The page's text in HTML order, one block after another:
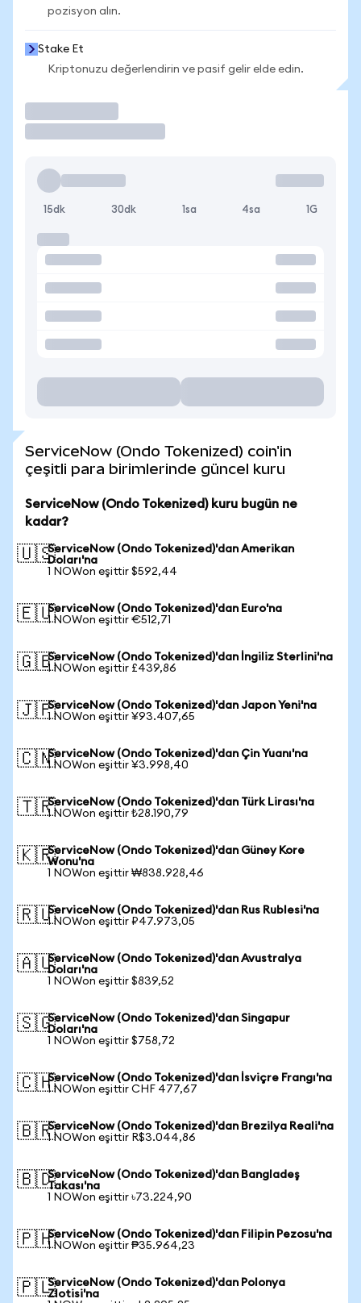
pozisyon alın.
Stake Et
Kriptonuzu değerlendirin ve pasif gelir elde edin.
15dk 30dk 1sa 4sa 1G
ServiceNow (Ondo Tokenized) coin'in
çeşitli para birimlerinde güncel kuru
ServiceNow (Ondo Tokenized) kuru bugün ne
kadar?
🇺🇸ServiceNow (Ondo Tokenized)'dan Amerikan
Doları'na
1 NOWon eşittir $592,44
🇪🇺ServiceNow (Ondo Tokenized)'dan Euro'na
1 NOWon eşittir €512,71
🇬🇧ServiceNow (Ondo Tokenized)'dan İngiliz Sterlini'na
1 NOWon eşittir £439,86
🇯🇵ServiceNow (Ondo Tokenized)'dan Japon Yeni'na
1 NOWon eşittir ¥93.407,65
🇨🇳ServiceNow (Ondo Tokenized)'dan Çin Yuanı'na
1 NOWon eşittir ¥3.998,40
🇹🇷ServiceNow (Ondo Tokenized)'dan Türk Lirası'na
1 NOWon eşittir ₺28.190,79
🇰🇷ServiceNow (Ondo Tokenized)'dan Güney Kore
Wonu'na
1 NOWon eşittir ₩838.928,46
🇷🇺ServiceNow (Ondo Tokenized)'dan Rus Rublesi'na
1 NOWon eşittir ₽47.973,05
🇦🇺ServiceNow (Ondo Tokenized)'dan Avustralya
Doları'na
1 NOWon eşittir $839,52
🇸🇬ServiceNow (Ondo Tokenized)'dan Singapur
Doları'na
1 NOWon eşittir $758,72
🇨🇭ServiceNow (Ondo Tokenized)'dan İsviçre Frangı'na
1 NOWon eşittir CHF 477,67
🇧🇷ServiceNow (Ondo Tokenized)'dan Brezilya Reali'na
1 NOWon eşittir R$3.044,86
🇧🇩ServiceNow (Ondo Tokenized)'dan Bangladeş
Takası'na
1 NOWon eşittir ৳73.224,90
🇵🇭ServiceNow (Ondo Tokenized)'dan Filipin Pezosu'na
1 NOWon eşittir ₱35.964,23
🇵🇱ServiceNow (Ondo Tokenized)'dan Polonya
Zlotisi'na